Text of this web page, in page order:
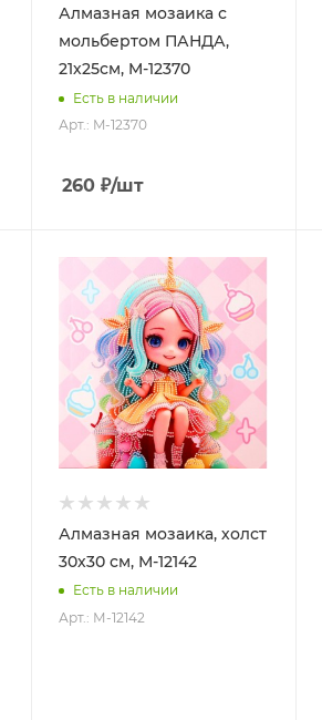
Алмазная мозаика с
мольбертом ПАНДА,
21х25см, M-12370
Есть в наличии
Арт.: M-12370
260₽/шт
Алмазная мозаика, холст
30х30 см, М-12142
Есть в наличии
Арт.: М-12142